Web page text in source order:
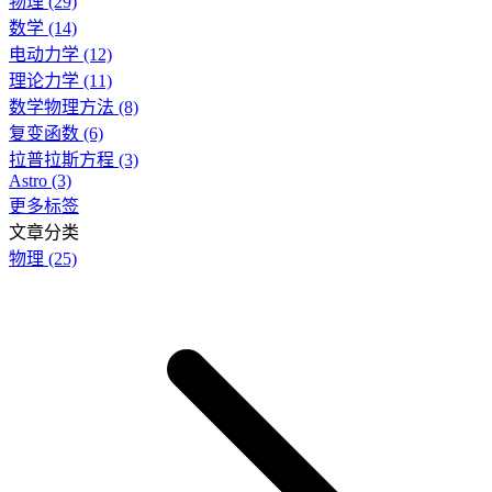
数学 (14)
电动力学 (12)
理论力学 (11)
数学物理方法 (8)
复变函数 (6)
拉普拉斯方程 (3)
Astro (3)
更多标签
文章分类
物理 (25)